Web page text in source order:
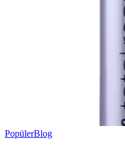
PopülerBlog